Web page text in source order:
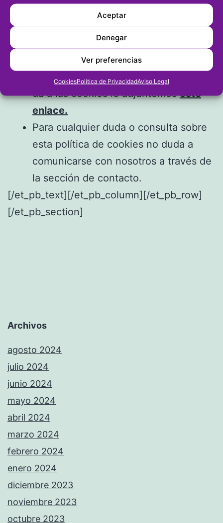
Aceptar
Denegar
Ver preferencias
CookiesPolítica de PrivacidadAviso Legal
transferidos serán tratadas con un
nivel de protección de acuerdo con la
normativa europea. Si desea
información sobre el uso que Google
da a las cookies le adjuntemos este
enlace.
Para cualquier duda o consulta sobre
esta política de cookies no duda a
comunicarse con nosotros a través de
la sección de contacto.
[/et_pb_text][/et_pb_column][/et_pb_row]
[/et_pb_section]
Archivos
agosto 2024
julio 2024
junio 2024
mayo 2024
abril 2024
marzo 2024
febrero 2024
enero 2024
diciembre 2023
noviembre 2023
octubre 2023